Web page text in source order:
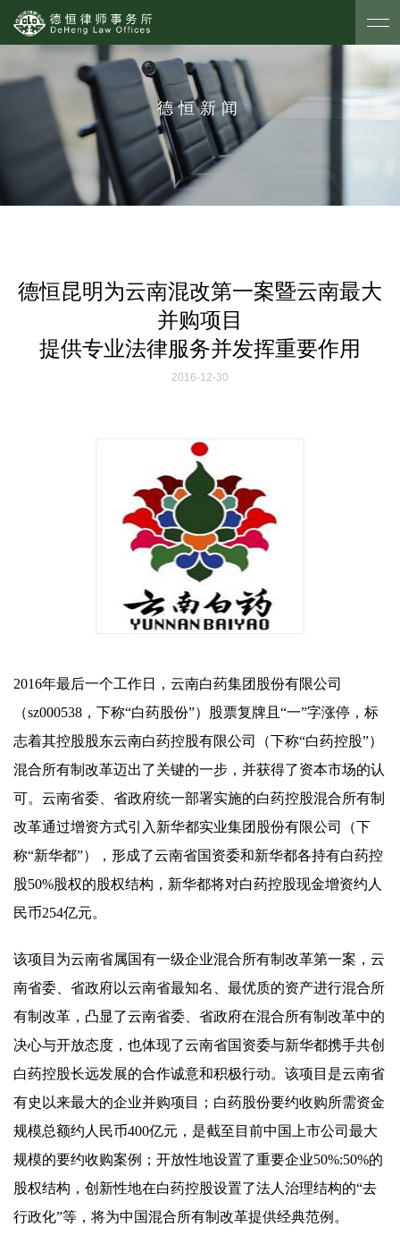
德恒新闻
德恒昆明为云南混改第一案暨云南最大
并购项目
提供专业法律服务并发挥重要作用
2016-12-30
2016年最后一个工作日，云南白药集团股份有限公司
（sz000538，下称“白药股份”）股票复牌且“一”字涨停，标
志着其控股股东云南白药控股有限公司（下称“白药控股”）
混合所有制改革迈出了关键的一步，并获得了资本市场的认
可。云南省委、省政府统一部署实施的白药控股混合所有制
改革通过增资方式引入新华都实业集团股份有限公司（下
称“新华都”），形成了云南省国资委和新华都各持有白药控
股50%股权的股权结构，新华都将对白药控股现金增资约人
民币254亿元。
该项目为云南省属国有一级企业混合所有制改革第一案，云
南省委、省政府以云南省最知名、最优质的资产进行混合所
有制改革，凸显了云南省委、省政府在混合所有制改革中的
决心与开放态度，也体现了云南省国资委与新华都携手共创
白药控股长远发展的合作诚意和积极行动。该项目是云南省
有史以来最大的企业并购项目；白药股份要约收购所需资金
规模总额约人民币400亿元，是截至目前中国上市公司最大
规模的要约收购案例；开放性地设置了重要企业50%:50%的
股权结构，创新性地在白药控股设置了法人治理结构的“去
行政化”等，将为中国混合所有制改革提供经典范例。